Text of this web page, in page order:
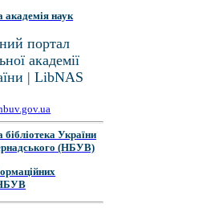
академія наук
портал
академії
| LibNAS
України
(НБУВ)
НБУВ